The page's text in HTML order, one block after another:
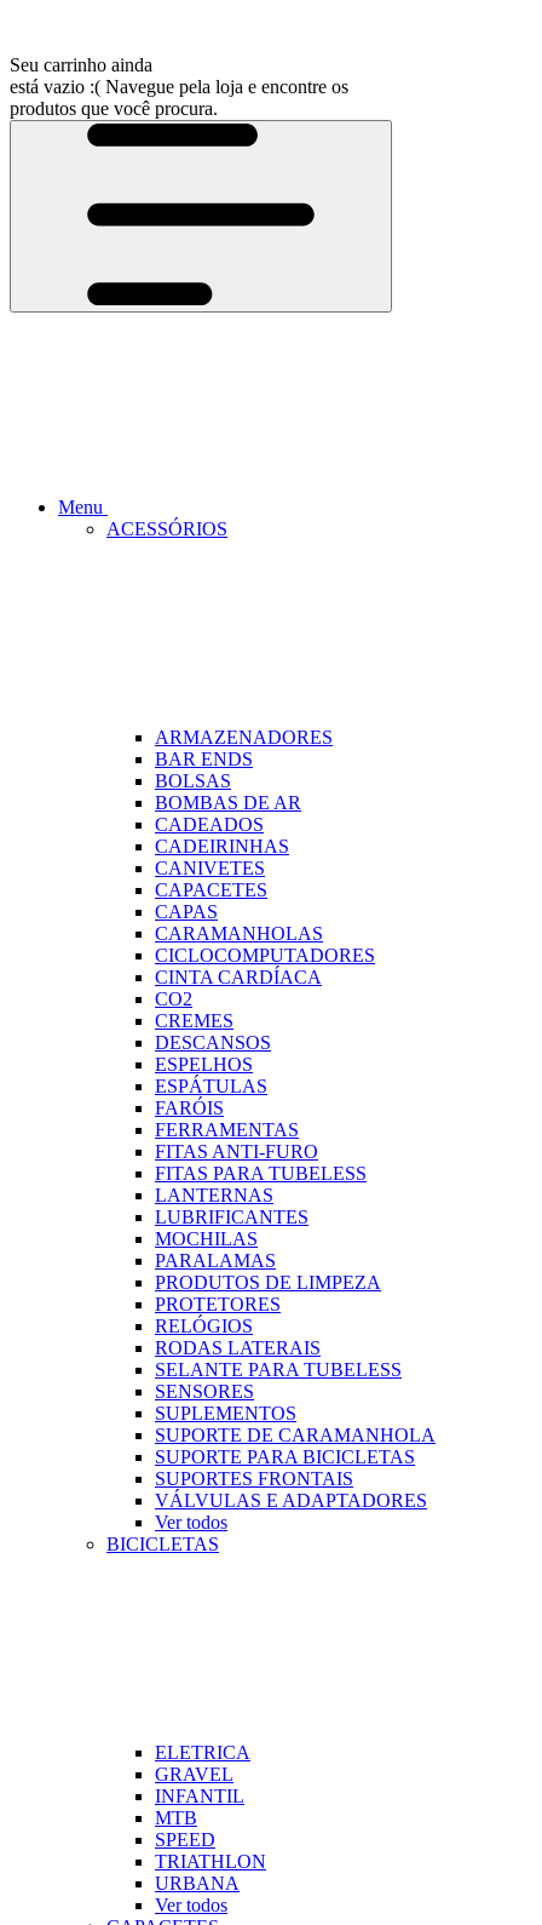
Seu carrinho ainda
está vazio :( Navegue pela loja e encontre os
produtos que você procura.
Menu
ACESSÓRIOS
ARMAZENADORES
BAR ENDS
BOLSAS
BOMBAS DE AR
CADEADOS
CADEIRINHAS
CANIVETES
CAPACETES
CAPAS
CARAMANHOLAS
CICLOCOMPUTADORES
CINTA CARDÍACA
CO2
CREMES
DESCANSOS
ESPELHOS
ESPÁTULAS
FARÓIS
FERRAMENTAS
FITAS ANTI-FURO
FITAS PARA TUBELESS
LANTERNAS
LUBRIFICANTES
MOCHILAS
PARALAMAS
PRODUTOS DE LIMPEZA
PROTETORES
RELÓGIOS
RODAS LATERAIS
SELANTE PARA TUBELESS
SENSORES
SUPLEMENTOS
SUPORTE DE CARAMANHOLA
SUPORTE PARA BICICLETAS
SUPORTES FRONTAIS
VÁLVULAS E ADAPTADORES
Ver todos
BICICLETAS
ELETRICA
GRAVEL
INFANTIL
MTB
SPEED
TRIATHLON
URBANA
Ver todos